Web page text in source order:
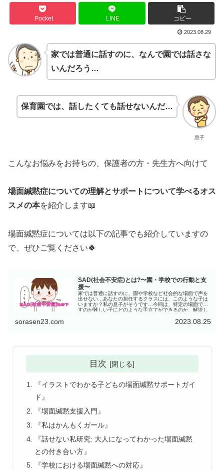
Pocket LINE コピー
2023.08.29
家では普通に話すのに、なんで園では話さな
いんだろう…
息子
保育園では、話したくても話せないんだ…
こんなお悩みをお持ちの、保護者の方・先生方へ向けて
場面緘黙症についての理解とサポートについて学べるオス
スメの本を紹介します📖
場面緘黙症については以下の記事でも紹介していますの
で、ぜひご覧ください🍀
SAD(社会不安症)とは?〜園・学校での行動と支
援〜
家では普通に話すのに、園や学校など社会的な場面で声を
出せない…あなたの担任するクラスには、このような子は
いますか？私の息子がそうです…今回は、特定の場面で話
すのが難しい子にどのような手立てができるのか、解説し
sorasen23.com 2023.08.25
目次
『イラストでわかる子どもの場面緘黙サポートガイ
ド』
『場面緘黙支援入門』
『私はかんもくガール』
『話せない私研究: 大人になってわかった場面緘黙
との付き合い方』
『学校における場面緘黙への対応』